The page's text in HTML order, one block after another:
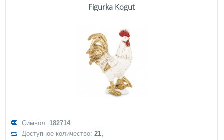
Figurka Kogut
Символ: 182714
Доступное количество:21,